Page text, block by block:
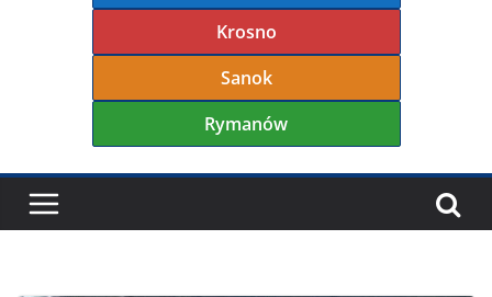
Krosno
Sanok
Rymanów